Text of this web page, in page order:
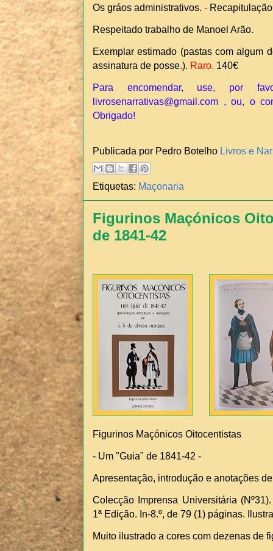
Os gráos administrativos. -
Respeitado trabalho de Manoel Arão.
Exemplar estimado (pastas com algum
assinatura de posse.). Raro. 140€
Para encomendar, use, por
livrosenarrativas@gmail.com , ou, o
Obrigado!
Publicada por Pedro Botelho Livros e
Etiquetas: Maçonaria
Figurinos Maçónicos
de 1841-42
Figurinos Maçónicos Oitocentistas
- Um "Guia" de 1841-42 -
Apresentação, introdução e anotações
Colecção Imprensa Universitária
1ª Edição. In-8.º, de 79 (1) páginas.
Muito ilustrado a cores com dezenas de